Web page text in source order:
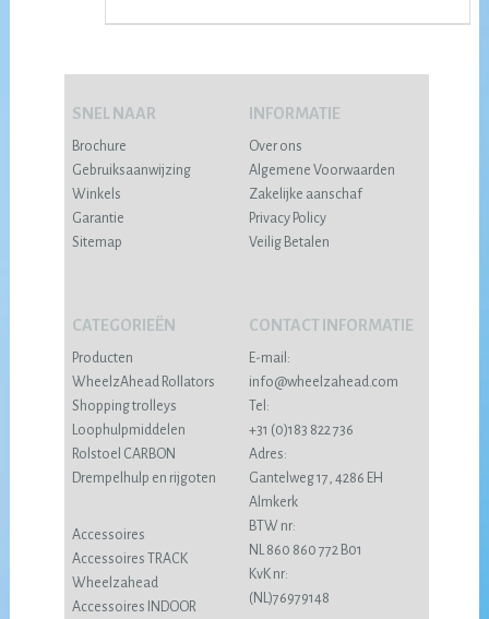
SNEL NAAR
Brochure
Gebruiksaanwijzing
Winkels
Garantie
Sitemap
INFORMATIE
Over ons
Algemene Voorwaarden
Zakelijke aanschaf
Privacy Policy
Veilig Betalen
CATEGORIEËN
Producten
WheelzAhead Rollators
Shopping trolleys
Loophulpmiddelen
Rolstoel CARBON
Drempelhulp en rijgoten
Accessoires
Accessoires TRACK
Wheelzahead
Accessoires INDOOR
CONTACT INFORMATIE
E-mail:
info@wheelzahead.com
Tel:
+31 (0)183 822 736
Adres:
Gantelweg 17, 4286 EH
Almkerk
BTW nr:
NL 860 860 772 B01
KvK nr:
(NL)76979148